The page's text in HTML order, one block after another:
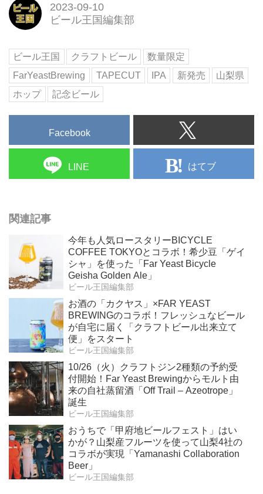
2023-09-10
ビール王国編集部
ビール王国 クラフトビール
数量限定
FarYeastBrewing
TAPECUT IPA 新発売
山梨県
ホップ
記念ビール
Facebook
LINE はてブ
関連記事
今年も人気ロースタリーBICYCLE
COFFEE TOKYOとコラボ！希少豆「ゲイ
シャ」を使った「Far Yeast Bicycle
Geisha Golden Ale」
ビール王国編集部
お酒の「カクヤス」×FAR YEAST
BREWINGのコラボ！フレッシュなビール
が自宅に届く「クラフトビール出来立て
便」をスタート
ビール王国編集部
10/26（火）クラフトジン2種類の予約受
付開始！Far Yeast Brewingからモルト由
来の自社蒸留酒「Off Trail – Azeotrope」
誕生
ビール王国編集部
おうちで「甲府地ビールフェスト」はい
かが？山梨産フルーツを使って山梨4社の
コラボが実現「Yamanashi Collaboration
Beer」
ビール王国編集部